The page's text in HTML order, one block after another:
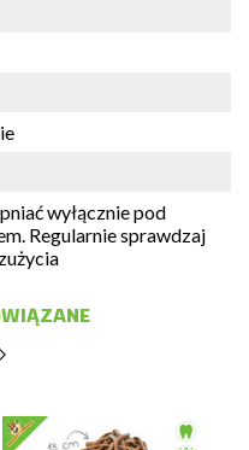
wyłącznie pod
Regularnie sprawdzaj